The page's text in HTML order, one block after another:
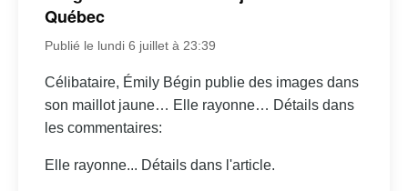
Québec
Publié le lundi 6 juillet à 23:39
Célibataire, Émily Bégin publie des images dans
son maillot jaune… Elle rayonne… Détails dans
les commentaires:
Elle rayonne... Détails dans l'article.